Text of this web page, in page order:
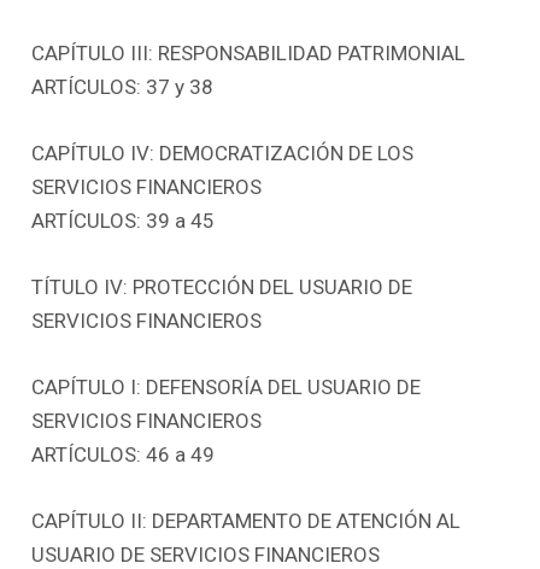
CAPÍTULO III: RESPONSABILIDAD PATRIMONIAL
ARTÍCULOS: 37 y 38
CAPÍTULO IV: DEMOCRATIZACIÓN DE LOS
SERVICIOS FINANCIEROS
ARTÍCULOS: 39 a 45
TÍTULO IV: PROTECCIÓN DEL USUARIO DE
SERVICIOS FINANCIEROS
CAPÍTULO I: DEFENSORÍA DEL USUARIO DE
SERVICIOS FINANCIEROS
ARTÍCULOS: 46 a 49
CAPÍTULO II: DEPARTAMENTO DE ATENCIÓN AL
USUARIO DE SERVICIOS FINANCIEROS